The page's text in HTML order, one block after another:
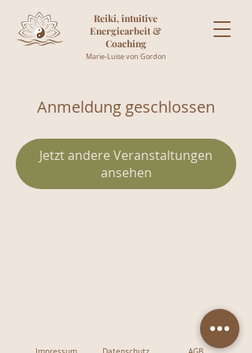
Reiki, intuitive
Energiearbeit &
Coaching
Marie-Luise von Gordon
Anmeldung geschlossen
Jetzt andere Veranstaltungen
ansehen